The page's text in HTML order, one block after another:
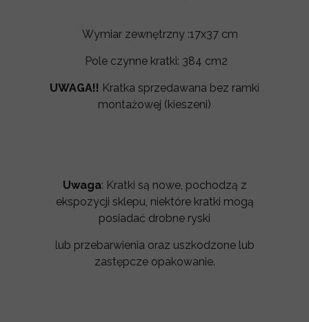
Wymiar zewnętrzny :17x37 cm
Pole czynne kratki: 384 cm2
UWAGA!! Kratka sprzedawana bez ramki
montażowej (kieszeni)
Uwaga: Kratki są nowe, pochodzą z
ekspozycji sklepu, niektóre kratki mogą
posiadać drobne ryski
lub przebarwienia oraz uszkodzone lub
zastępcze opakowanie.